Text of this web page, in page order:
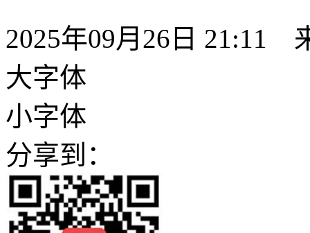
2025年09月26日 21:11
大字体
小字体
分享到：